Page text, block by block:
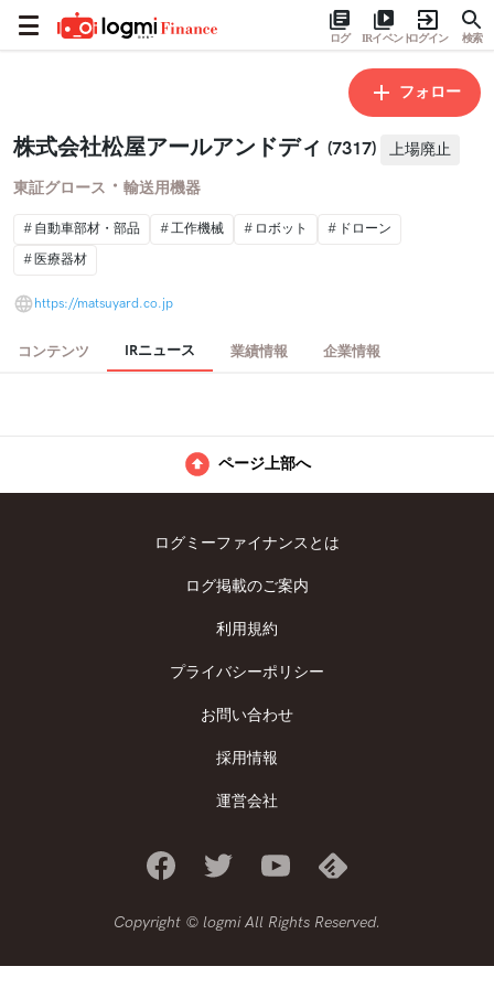
ログ IRイベントログイン 検索
フォロー
株式会社松屋アールアンドディ (7317) 上場廃止
東証グロース ・ 輸送用機器
自動車部材・部品 工作機械 ロボット
ドローン
医療器材
https://matsuyard.co.jp
コンテンツ IRニュース 業績情報 企業情報
ページ上部へ
ログミーファイナンスとは
ログ掲載のご案内
利用規約
プライバシーポリシー
お問い合わせ
採用情報
運営会社
Copyright © logmi All Rights Reserved.